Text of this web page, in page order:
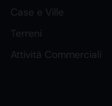
Case e Ville
Terreni
Attività Commerciali